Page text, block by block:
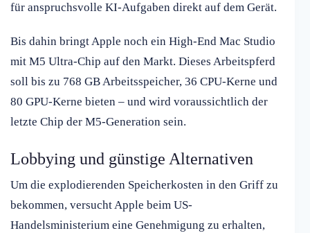
für anspruchsvolle KI-Aufgaben direkt auf dem Gerät.
Bis dahin bringt Apple noch ein High-End Mac Studio
mit M5 Ultra-Chip auf den Markt. Dieses Arbeitspferd
soll bis zu 768 GB Arbeitsspeicher, 36 CPU-Kerne und
80 GPU-Kerne bieten – und wird voraussichtlich der
letzte Chip der M5-Generation sein.
Lobbying und günstige Alternativen
Um die explodierenden Speicherkosten in den Griff zu
bekommen, versucht Apple beim US-
Handelsministerium eine Genehmigung zu erhalten,